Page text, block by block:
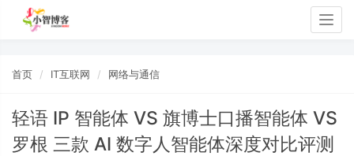
首页 IT互联网 网络与通信
轻语 IP 智能体 VS 旗博士口播智能体 VS
罗根 三款 AI 数字人智能体深度对比评测